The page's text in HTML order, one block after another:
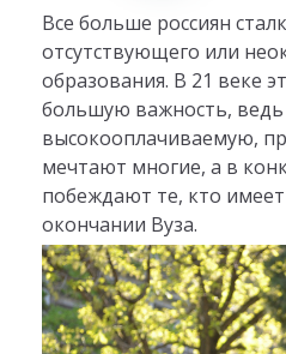
Все больше россиян
отсутствующего или
образования. В 21 веке
большую важность,
высокооплачиваемую,
мечтают многие, а в
побеждают те, кто имеет
окончании Вуза.